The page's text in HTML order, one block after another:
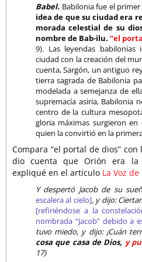
Babel. Babilonia fue el
idea de que su ciudad era
morada celestial de su
nombre de Bab-ilu.“el
9). Las leyendas
ciudad con la creación del
cuenta, Sargón, un antiguo
tierra sagrada de Babilonia
modelada a semejanza de
supremacía asiria, Babilonia
centro de la cultura
gloria máximas surgieron
quien la convirtió en la
Compara “el portal de dios”
dio cuenta que Orión era
expliqué en el artículo La Voz de
Y despertó Jacob de su
escalera al cielo], y dijo:
[refiriéndose a la
nombrada “Jacob” debido a
tuvo miedo, y dijo: ¡Cuán
cosa que casa de Dios, y
17)